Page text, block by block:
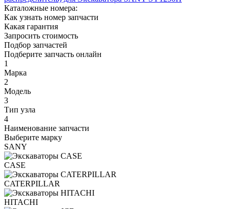
Каталожные номера:
Как узнать номер запчасти
Какая гарантия
Запросить стоимость
Подбор запчастей
Подберите запчасть онлайн
1
Марка
2
Модель
3
Тип узла
4
Наименование запчасти
Выберите марку
SANY
CASE
CATERPILLAR
HITACHI